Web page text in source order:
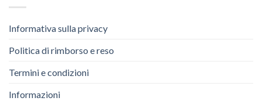
Informativa sulla privacy
Politica di rimborso e reso
Termini e condizioni
Informazioni